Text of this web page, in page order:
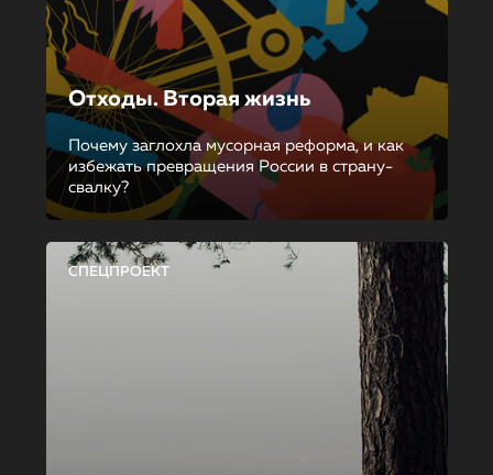
Отходы. Вторая жизнь
Почему заглохла мусорная реформа, и как
избежать превращения России в страну-
свалку?
СПЕЦПРОЕКТ